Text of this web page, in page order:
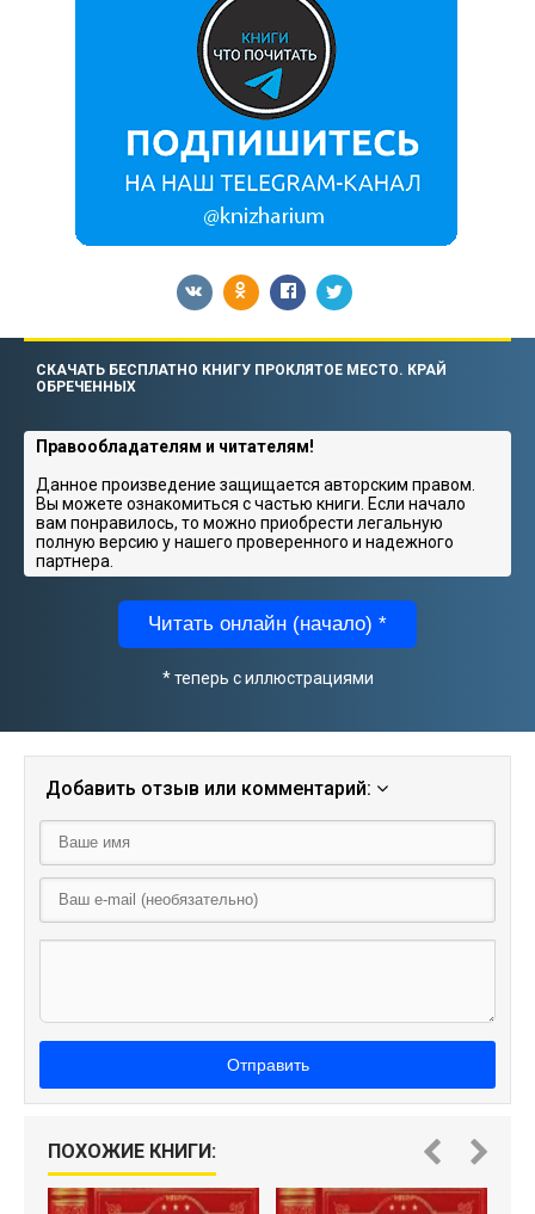
СКАЧАТЬ БЕСПЛАТНО КНИГУ ПРОКЛЯТОЕ МЕСТО. КРАЙ
ОБРЕЧЕННЫХ
Правообладателям и читателям!
Данное произведение защищается авторским правом.
Вы можете ознакомиться с частью книги. Если начало
вам понравилось, то можно приобрести легальную
полную версию у нашего проверенного и надежного
партнера.
Читать онлайн (начало) *
* теперь с иллюстрациями
Добавить отзыв или комментарий:
Отправить
ПОХОЖИЕ КНИГИ: